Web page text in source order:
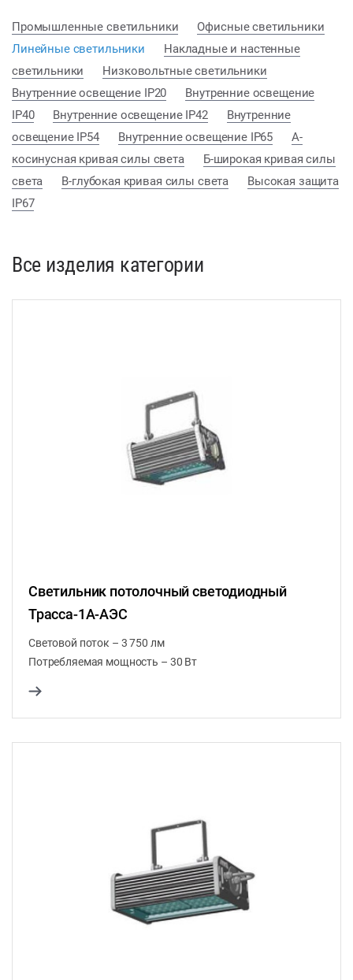
Промышленные светильники
Офисные светильники
Линейные светильники
Накладные и настенные
светильники
Низковольтные светильники
Внутренние освещение IP20
Внутренние освещение
IP40
Внутренние освещение IP42
Внутренние
освещение IP54
Внутренние освещение IP65
А-
косинусная кривая силы света
Б-широкая кривая силы
света
В-глубокая кривая силы света
Высокая защита
IP67
Все изделия категории
Светильник потолочный светодиодный
Трасса-1A-АЭС
Световой поток – 3 750 лм
Потребляемая мощность – 30 Вт